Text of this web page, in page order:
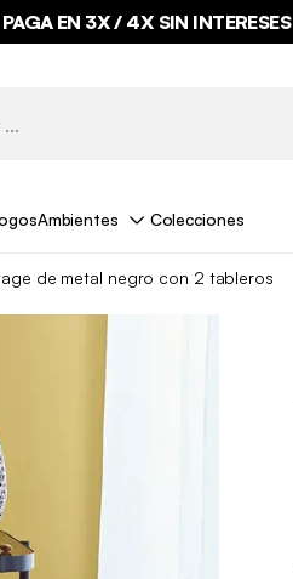
PAGA EN 3X / 4X SIN INTERESES
BYE BYE STOCK HASTA -70%*
Ambientes Colecciones
de metal negro con 2 tableros